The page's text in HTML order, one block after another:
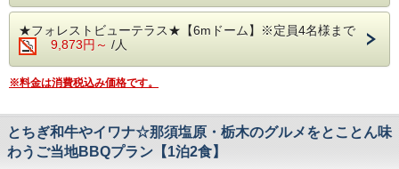
◆自然の環境なので虫がいる事がありますのでご留
意ください。
⇒@glampark
＜期間限定割引キャンペーン実施中！＞
​※キャンペーンは予告なく終了する場合がございま
す。
※子供料金は対象外
ットレス」を完備！
至極の眠りをご堪能下さい♪
◆温泉は自家源泉かけ流しですが、源泉が少し温め
です。
出来ない事もございます。
その際はゆっくり内風呂をお楽しみ頂ければ幸いで
す。
●ボードゲームは大切に扱い、遊んだあとはフロン
トに戻していただくようお願いいたします。
(故意の紛失、損壊はお客様に請求する場合がござ
います。)
1日2組限定源泉グランピング
1200年の歴史をもつ栃木・那須塩原温泉郷◎
東京から2時間☆希少な源泉かけ流しの温泉と最旬
★フォレストビューテラス★【6mドーム】※定員4名様まで
9,873円～ /人
※料金は消費税込み価格です。
とちぎ和牛やイワナ☆那須塩原・栃木のグルメをとことん味
わうご当地BBQプラン【1泊2食】